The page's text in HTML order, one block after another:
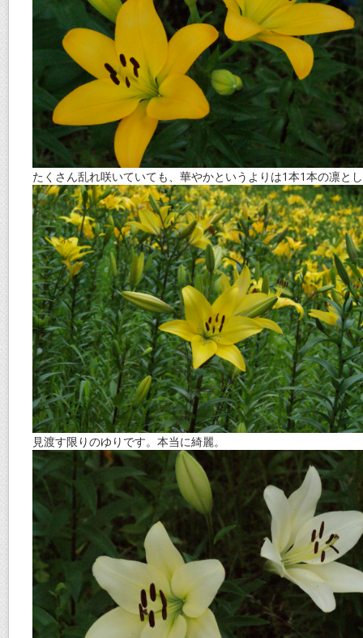
たくさん乱れ咲いていても、華やかというよりは1本1本の凛と
見渡す限りのゆりです。本当に綺麗。